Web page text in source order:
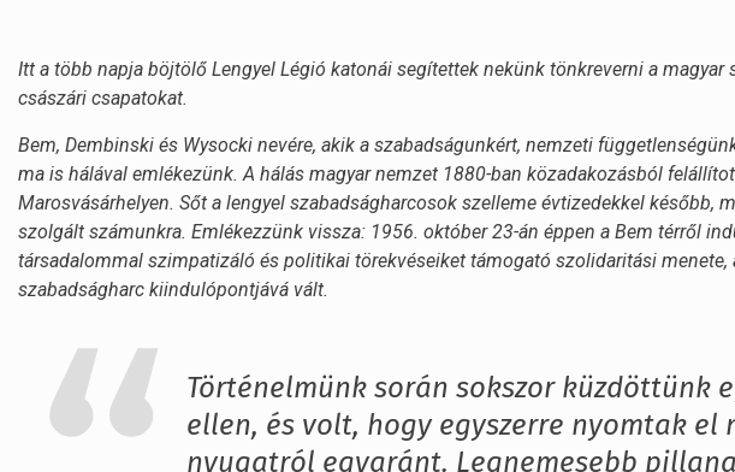
Itt a több napja böjtölő Lengyel Légió katonái segítettek nekünk tönkreverni a magyar
császári csapatokat.
Bem, Dembinski és Wysocki nevére, akik a szabadságunkért, nemzeti
ma is hálával emlékezünk. A hálás magyar nemzet 1880-ban közadakozásból
Marosvásárhelyen. Sőt a lengyel szabadságharcosok szelleme évtizedekkel később,
szolgált számunkra. Emlékezzünk vissza: 1956. október 23-án éppen a Bem térről
társadalommal szimpatizáló és politikai törekvéseiket támogató szolidaritási menete,
szabadságharc kiindulópontjává vált.
Történelmünk során sokszor küzdöttünk
ellen, és volt, hogy egyszerre nyomtak el
nyugatról egyaránt. Legnemesebb